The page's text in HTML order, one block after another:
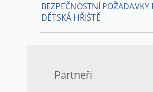
BEZPEČNOSTNÍ POŽADAVKY
DĚTSKÁ HŘIŠTĚ
Partneři